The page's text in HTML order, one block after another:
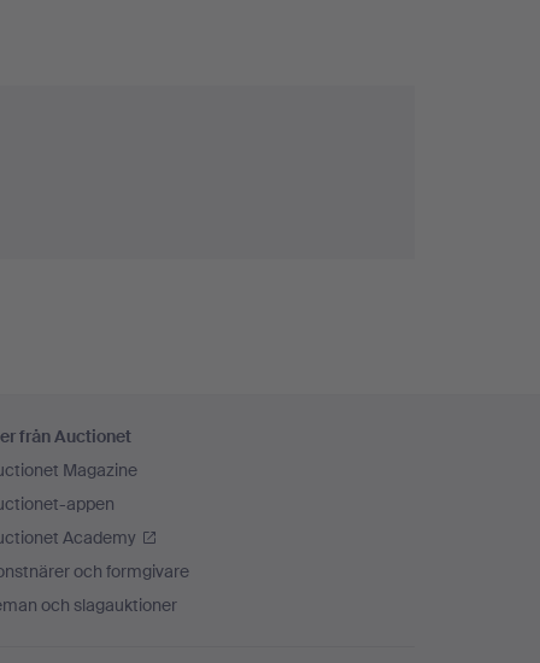
från Auctionet
Magazine
appen
Academy
och formgivare
och slagauktioner